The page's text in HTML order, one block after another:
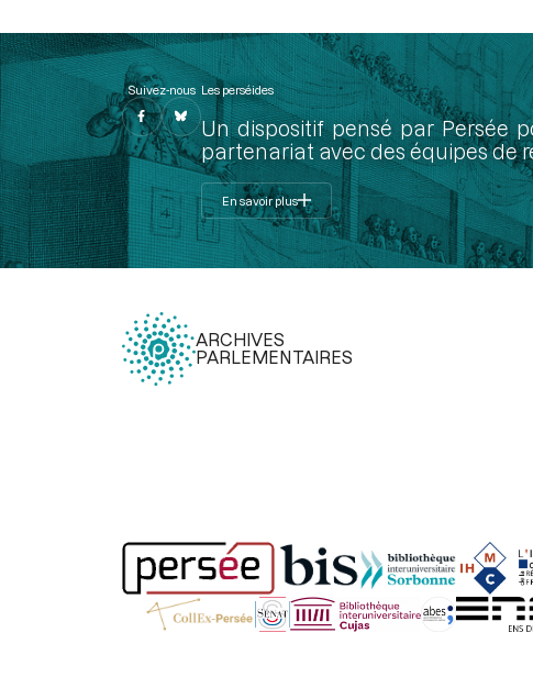
Suivez-nous Les perséides
Un dispositif pensé par Persée
partenariat avec des équipes de
En savoir plus
ARCHIVES
PARLEMENTAIRES